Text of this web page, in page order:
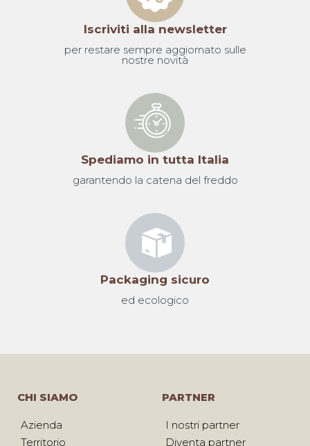
Iscriviti alla newsletter
per restare sempre aggiornato sulle
nostre novità
Spediamo in tutta Italia
garantendo la catena del freddo
Packaging sicuro
ed ecologico
CHI SIAMO
Azienda
Territorio
PARTNER
I nostri partner
Diventa partner